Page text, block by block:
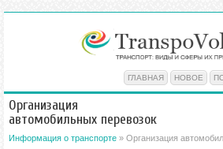
ГЛАВНАЯ НОВОЕ
Организация
автомобильных перевозок
Информация о транспорте » Организация